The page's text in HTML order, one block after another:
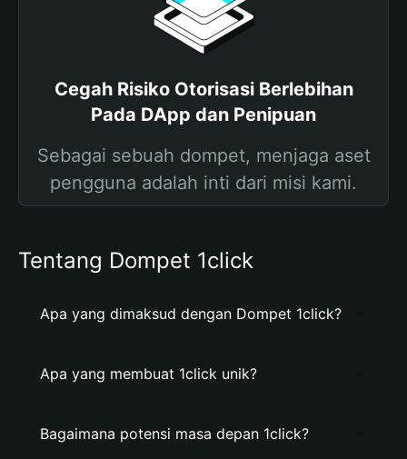
Cegah Risiko Otorisasi Berlebihan
Pada DApp dan Penipuan
Sebagai sebuah dompet, menjaga aset
pengguna adalah inti dari misi kami.
Tentang Dompet 1click
Apa yang dimaksud dengan Dompet 1click?
Apa yang membuat 1click unik?
Bagaimana potensi masa depan 1click?